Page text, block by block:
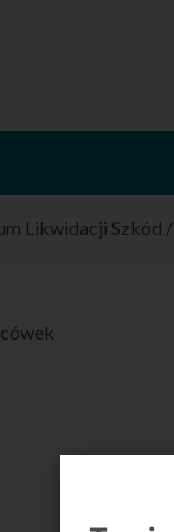
Likwidacji Szkód /